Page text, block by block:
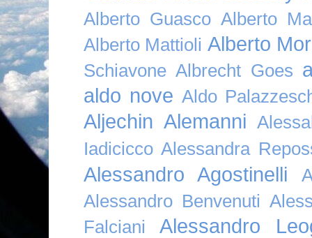
Alberto Guasco Alberto
Alberto Mattioli Alberto
Schiavone Albrecht Goes
aldo nove Aldo
Aljechin Alemanni
Iadicicco Alessandra
Alessandro Agostinelli
Alessandro Benvenuti
Falciani
Alessandro